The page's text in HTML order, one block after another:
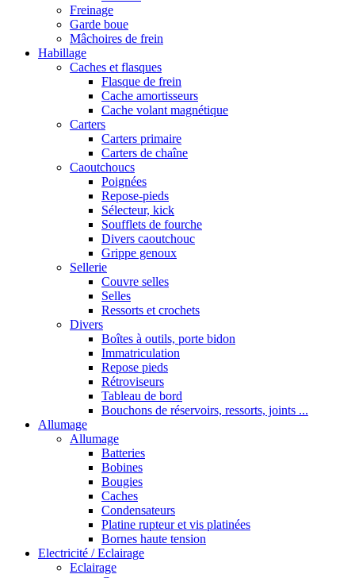
Freinage
Garde boue
Mâchoires de frein
Habillage
Caches et flasques
Flasque de frein
Cache amortisseurs
Cache volant magnétique
Carters
Carters primaire
Carters de chaîne
Caoutchoucs
Poignées
Repose-pieds
Sélecteur, kick
Soufflets de fourche
Divers caoutchouc
Grippe genoux
Sellerie
Couvre selles
Selles
Ressorts et crochets
Divers
Boîtes à outils, porte bidon
Immatriculation
Repose pieds
Rétroviseurs
Tableau de bord
Bouchons de réservoirs, ressorts, joints ...
Allumage
Allumage
Batteries
Bobines
Bougies
Caches
Condensateurs
Platine rupteur et vis platinées
Bornes haute tension
Electricité / Eclairage
Eclairage